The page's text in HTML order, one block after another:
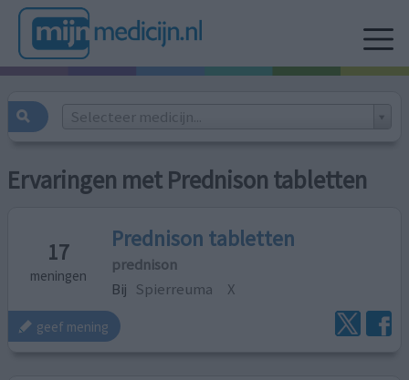
Selecteer medicijn...
Ervaringen met Prednison tabletten
17
meningen
Prednison tabletten
prednison
Bij Spierreuma X
geef mening